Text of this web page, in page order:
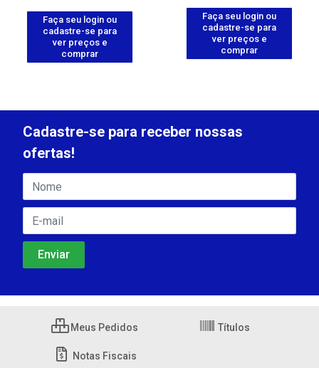
Faça seu login ou
cadastre-se para
ver preços e
comprar
Faça seu login ou
cadastre-se para
ver preços e
comprar
Cadastre-se para receber nossas
ofertas!
Meus Pedidos Títulos
Notas Fiscais